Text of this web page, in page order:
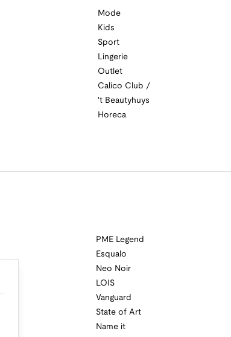
Mode
Kids
Sport
Lingerie
Outlet
Calico Club /
't Beautyhuys
Horeca
PME Legend
Esqualo
Neo Noir
LOIS
Vanguard
State of Art
Name it